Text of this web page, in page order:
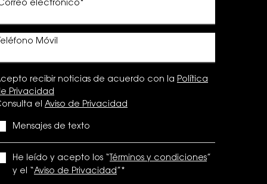
electrónico *
Móvil
recibir noticias de acuerdo con la Política
Privacidad
el Aviso de Privacidad
Mensajes de texto
He leído y acepto los “ Términos y condiciones
y el “ Aviso de Privacidad *